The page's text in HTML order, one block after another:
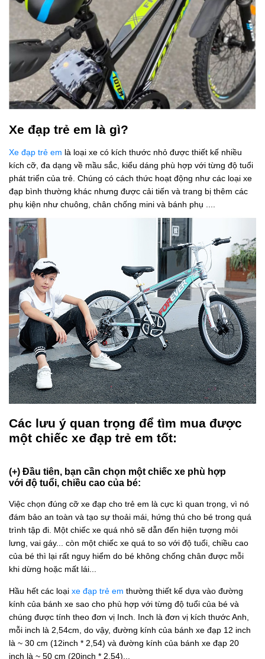
Xe đạp trẻ em là gì?
Xe đạp trẻ em là loại xe có kích thước nhỏ được thiết kế nhiều
kích cỡ, đa dạng về mầu sắc, kiểu dáng phù hợp với từng độ tuổi
phát triển của trẻ. Chúng có cách thức hoạt động như các loại xe
đạp bình thường khác nhưng được cải tiến và trang bị thêm các
phụ kiện như chuông, chân chống mini và bánh phụ ....
Các lưu ý quan trọng để tìm mua được
một chiếc xe đạp trẻ em tốt:
(+) Đầu tiên, bạn cần chọn một chiếc xe phù hợp
với độ tuổi, chiều cao của bé:
Việc chọn đúng cỡ xe đạp cho trẻ em là cực kì quan trọng, vì nó
đám bảo an toàn và tạo sự thoải mái, hứng thú cho bé trong quá
trình tập đi. Một chiếc xe quá nhỏ sẽ dẫn đến hiện tượng mỏi
lưng, vai gáy... còn một chiếc xe quá to so với độ tuổi, chiều cao
của bé thì lại rất nguy hiểm do bé không chống chân được mỗi
khi dừng hoặc mất lái...
Hầu hết các loại xe đạp trẻ em thường thiết kế dựa vào đường
kính của bánh xe sao cho phù hợp với từng độ tuổi của bé và
chúng được tính theo đơn vị Inch. Inch là đơn vị kích thước Anh,
mỗi inch là 2,54cm, do vậy, đường kính của bánh xe đạp 12 inch
là ~ 30 cm (12inch * 2,54) và đường kính của bánh xe đạp 20
inch là ~ 50 cm (20inch * 2,54)...